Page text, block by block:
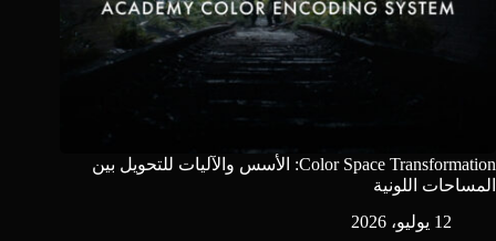
Color Space Transformation: الأسس والآليات للتحويل بين
المساحات اللونية
12 يوليو، 2026